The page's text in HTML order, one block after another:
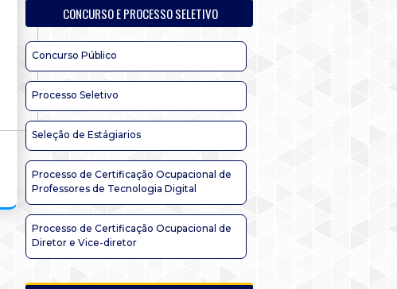
CONCURSO E PROCESSO SELETIVO
Concurso Público
Processo Seletivo
Seleção de Estágiarios
Processo de Certificação Ocupacional de
Professores de Tecnologia Digital
Processo de Certificação Ocupacional de
Diretor e Vice-diretor